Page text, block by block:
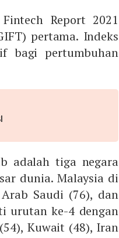
Report 2021
pertama. Indeks
bagi pertumbuhan
adalah tiga negara
dunia. Malaysia di
Saudi (76), dan
urutan ke-4 dengan
Kuwait (48), Iran